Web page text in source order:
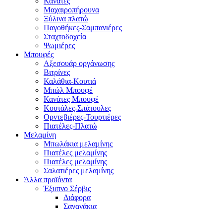
Μαχαιροπήρουνα
Ξύλινα πλατώ
Παγοθήκες-Σαμπανιέρες
Σταχτοδοχεία
Ψωμιέρες
Μπουφές
Αξεσουάρ οργάνωσης
Βιτρίνες
Καλάθια-Κουτιά
Μπώλ Μπουφέ
Κανάτες Μπουφέ
Κουτάλες-Σπάτουλες
Ορντεβιέρες-Τουρτιέρες
Πιατέλες-Πλατώ
Μελαμίνη
Μπωλάκια μελαμίνης
Πιατέλες μελαμίνης
Πιατέλες μελαμίνης
Σαλατιέρες μελαμίνης
Άλλα προϊόντα
Έξυπνο Σέρβις
Διάφορα
Σαγανάκια